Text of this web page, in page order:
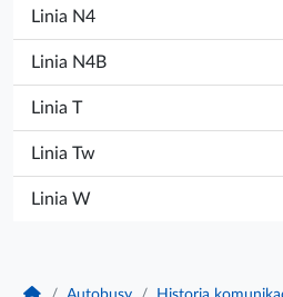
Linia N4
Linia N4B
Linia T
Linia Tw
Linia W
KomunikacjaPabianice.pl